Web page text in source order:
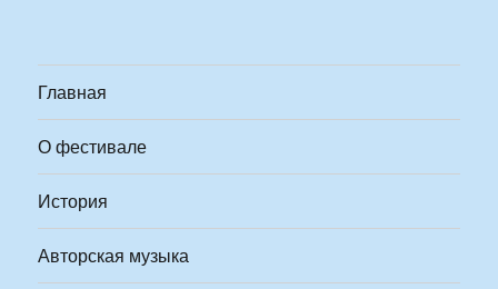
Главная
О фестивале
История
Авторская музыка